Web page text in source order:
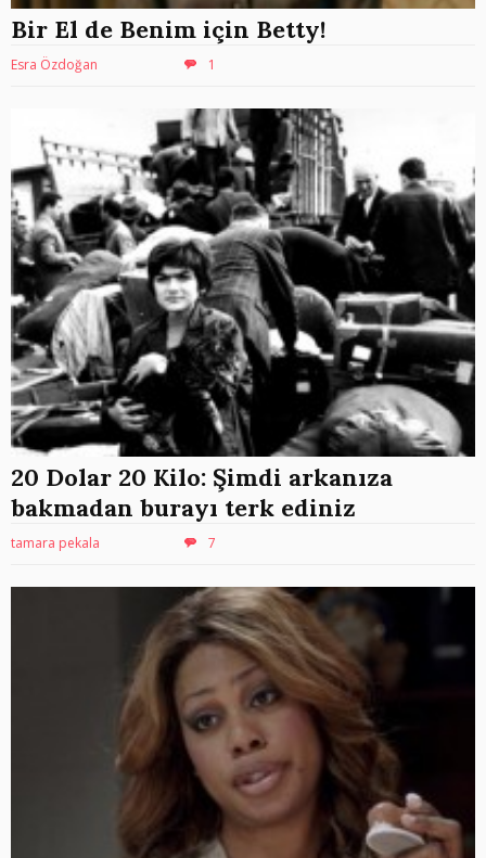
Bir El de Benim için Betty!
Esra Özdoğan 1
20 Dolar 20 Kilo: Şimdi arkanıza
bakmadan burayı terk ediniz
tamara pekala 7